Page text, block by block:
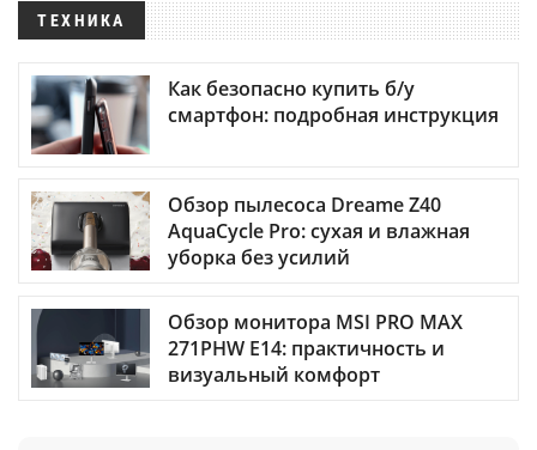
ТЕХНИКА
Как безопасно купить б/у
смартфон: подробная инструкция
Обзор пылесоса Dreame Z40
AquaCycle Pro: сухая и влажная
уборка без усилий
Обзор монитора MSI PRO MAX
271PHW E14: практичность и
визуальный комфорт